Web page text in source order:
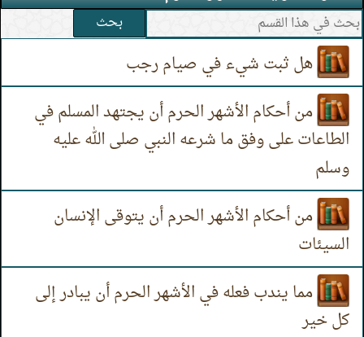
بحث
هل ثبت شيء في صيام رجب
من أحكام الأشهر الحرم أن يجتهد المسلم في
الطاعات على وفق ما شرعه النبي صلى الله عليه
وسلم
من أحكام الأشهر الحرم أن يتوقى الإنسان
السيئات
مما يندب فعله في الأشهر الحرم أن يبادر إلى
كل خير